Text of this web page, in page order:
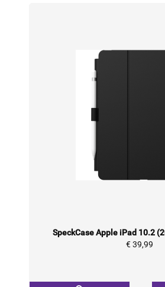
SpeckCase Apple iPad 10.2
€ 39,99